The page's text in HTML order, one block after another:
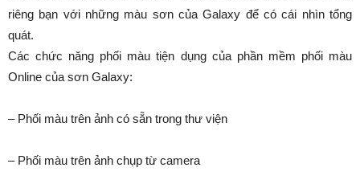
riêng bạn với những màu sơn của Galaxy để có cái nhìn tổng
quát.
Các chức năng phối màu tiện dụng của phần mềm phối màu
Online của sơn Galaxy:
– Phối màu trên ảnh có sẵn trong thư viện
– Phối màu trên ảnh chụp từ camera